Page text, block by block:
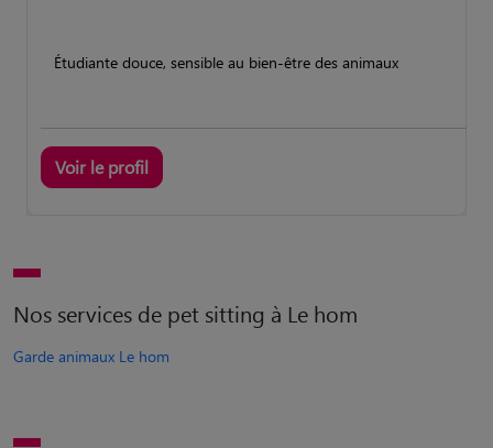
Étudiante douce, sensible au bien-être des animaux
Voir le profil
Nos services de pet sitting à Le hom
Garde animaux Le hom